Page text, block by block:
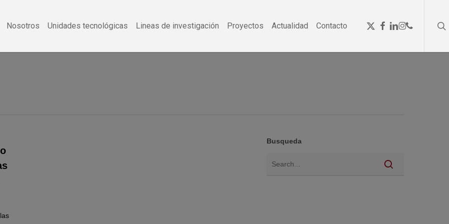
Nosotros Unidades tecnológicas Lineas de investigación Proyectos Actualidad Contacto
x-
twitter
facebook
linkedin
instagram
phone
Busqueda